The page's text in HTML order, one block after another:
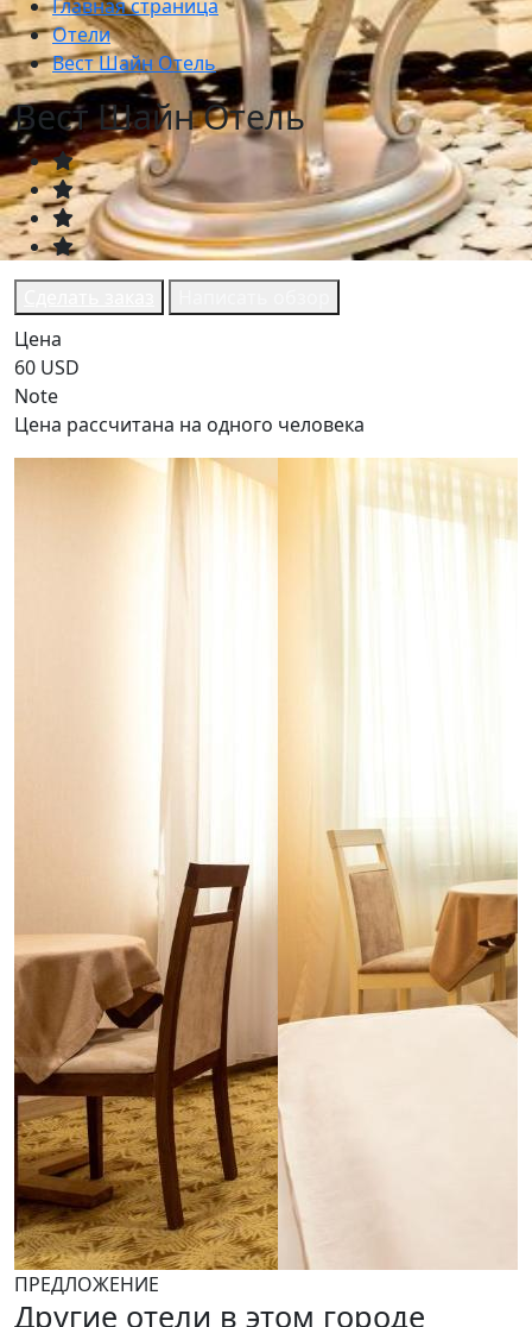
Главная страница
Отели
Вест Шайн Отель
Вест Шайн Отель
Цена
60 USD
Note
Цена рассчитана на одного человека
ПРЕДЛОЖЕНИЕ
Другие отели в этом городе